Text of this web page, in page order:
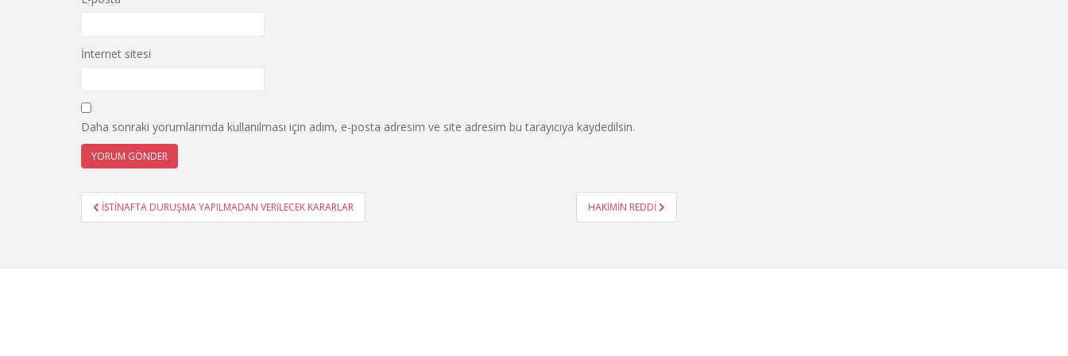
İnternet sitesi
Daha sonraki yorumlarımda kullanılması için adım, e-posta adresim ve site adresim bu tarayıcıya kaydedilsin.
Yazı
gezinmesi
İSTİNAFTA DURUŞMA YAPILMADAN VERİLECEK KARARLAR HAKİMİN REDDİ